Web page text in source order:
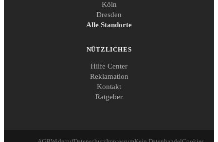
Köln
Dresden
Alle Standorte
NÜTZLICHES
Hilfe Center
Reklamation
Kontakt
Ratgeber